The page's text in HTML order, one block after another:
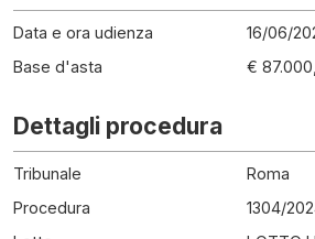
Data e ora udienza
16/06/
Base d'asta
€
Dettagli procedura
Tribunale
Roma
Procedura
1304/